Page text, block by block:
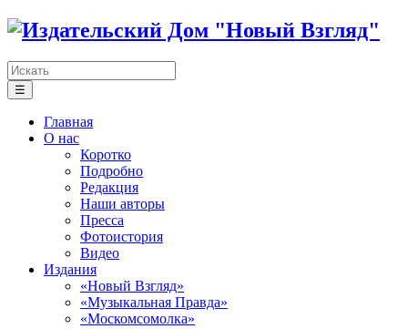
☰
Главная
О нас
Коротко
Подробно
Редакция
Наши авторы
Пресса
Фотоистория
Видео
Издания
«Новый Взгляд»
«Музыкальная Правда»
«Москомсомолка»